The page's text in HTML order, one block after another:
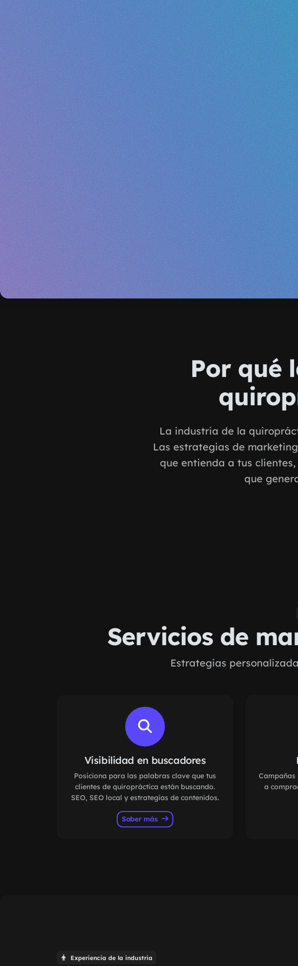
Por qué
La industria de la
Las estrategias de
que entienda a tus
que
Servicios de
Estrategias
Visibilidad en buscadores
Posiciona para las palabras clave que tus
clientes de quiropráctica están buscando.
SEO, SEO local y estrategias de contenidos.
Saber más
a
Experiencia de la industria